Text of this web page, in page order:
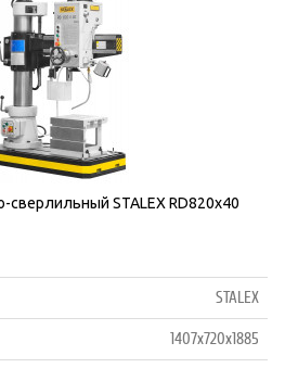
сверлильный STALEX RD820x40
STALEX
1407x720x1885